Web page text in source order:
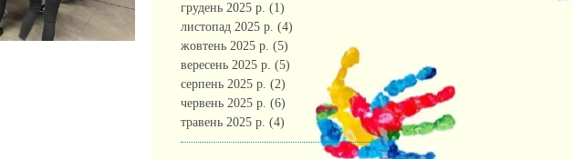
грудень 2025 р. (1)
листопад 2025 р. (4)
жовтень 2025 р. (5)
вересень 2025 р. (5)
серпень 2025 р. (2) 2 пости
червень 2025 р. (6) 6 постів
травень 2025 р. (4) 4 пости